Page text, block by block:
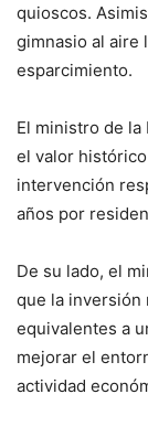
quioscos.
gimnasio al aire
esparcimiento.
El ministro de la
el valor
intervención
años por
De su lado, el
que la inversión
equivalentes a
mejorar el
actividad